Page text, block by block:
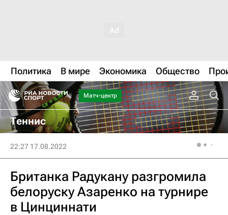
Политика В мире Экономика Общество
Матч-центр
Теннис
22:27 17.08.2022
Британка Радукану разгромила
белоруску Азаренко на турнире
в Цинциннати